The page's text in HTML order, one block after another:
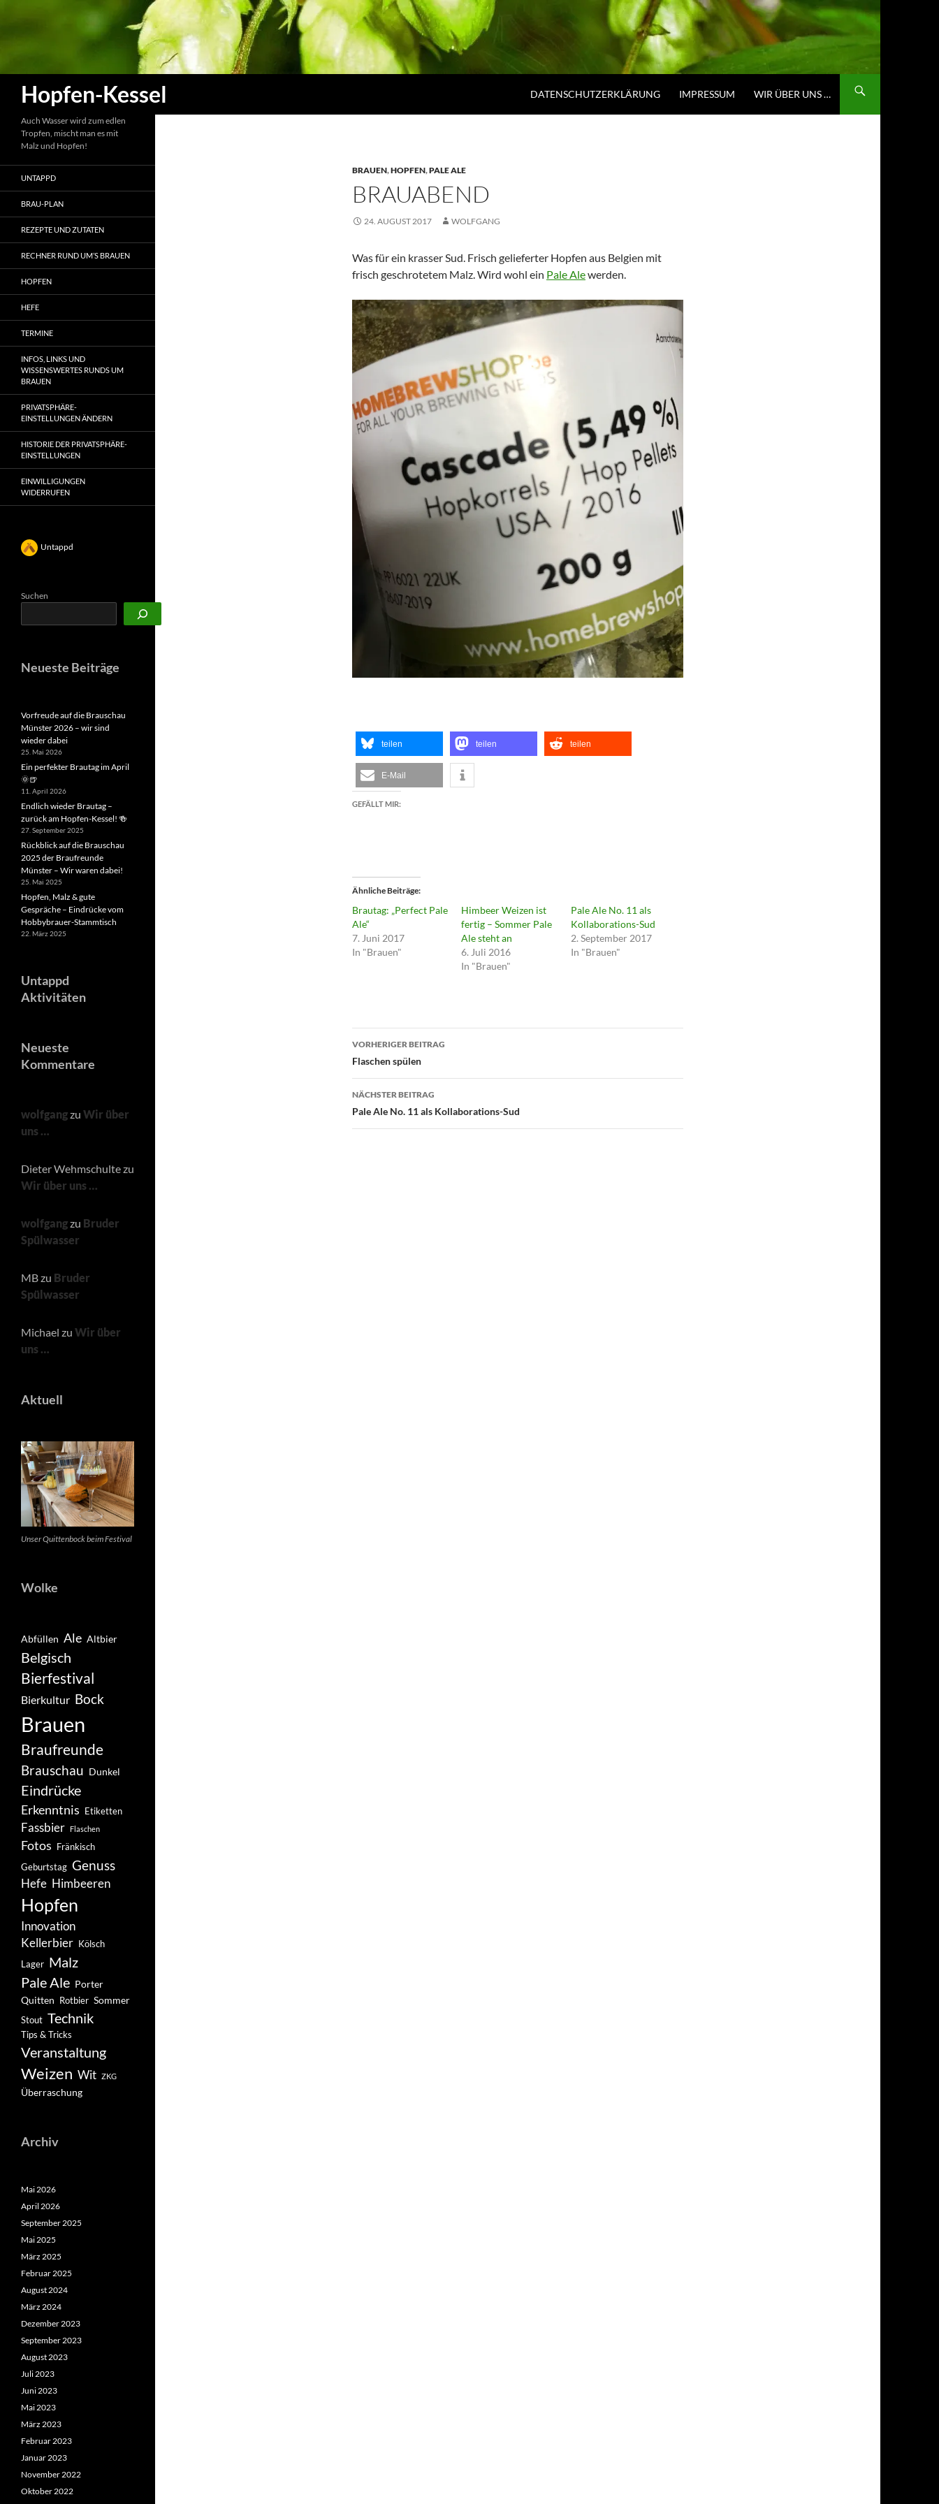
Hopfen-Kessel DATENSCHUTZERKLÄRUNG IMPRESSUM WIR ÜBER UNS …
BRAUEN,HOPFEN,PALE ALE
BRAUABEND
24. AUGUST 2017 WOLFGANG
Was für ein krasser Sud. Frisch gelieferter Hopfen aus Belgien mit
frisch geschrotetem Malz. Wird wohl ein Pale Alewerden.
teilen teilen teilen
E-Mail
GEFÄLLT MIR:
Ähnliche Beiträge
Brautag: „Perfect Pale
Ale“
7. Juni 2017
In "Brauen"
Himbeer Weizen ist
fertig – Sommer Pale
Ale steht an
6. Juli 2016
In "Brauen"
Pale Ale No. 11 als
Kollaborations-Sud
2. September 2017
In "Brauen"
Beitragsnavigation
VORHERIGER BEITRAG
Flaschen spülen
NÄCHSTER BEITRAG
Pale Ale No. 11 als Kollaborations-Sud
Auch Wasser wird zum edlen
Tropfen, mischt man es mit
Malz und Hopfen!
UNTAPPD
BRAU-PLAN
REZEPTE UND ZUTATEN
RECHNER RUND UM’S BRAUEN
HOPFEN
HEFE
TERMINE
INFOS, LINKS UND
WISSENSWERTES RUNDS UM
BRAUEN
PRIVATSPHÄRE-
EINSTELLUNGEN ÄNDERN
HISTORIE DER PRIVATSPHÄRE-
EINSTELLUNGEN
EINWILLIGUNGEN
WIDERRUFEN
Untappd
Suchen
Neueste Beiträge
Vorfreude auf die Brauschau
Münster 2026 – wir sind
wieder dabei
25. Mai 2026
Ein perfekter Brautag im April
🌞🍺
11. April 2026
Endlich wieder Brautag –
zurück am Hopfen-Kessel! 🍻
27. September 2025
Rückblick auf die Brauschau
2025 der Braufreunde
Münster – Wir waren dabei!
25. Mai 2025
Hopfen, Malz & gute
Gespräche – Eindrücke vom
Hobbybrauer-Stammtisch
22. März 2025
Untappd
Aktivitäten
Neueste
Kommentare
wolfgangzu Wir über
uns …
Dieter Wehmschultezu
Wir über uns …
wolfgangzu Bruder
Spülwasser
MBzu Bruder
Spülwasser
Michael zu Wir über
uns …
Aktuell
Unser Quittenbock beim Festival
Wolke
Abfüllen Ale Altbier
Belgisch
Bierfestival
Bierkultur Bock
Brauen
Braufreunde
Brauschau Dunkel
Eindrücke
Erkenntnis Etiketten
Fassbier Flaschen
Fotos Fränkisch
Geburtstag Genuss
Hefe Himbeeren
Hopfen
Innovation
Kellerbier Kölsch
Lager Malz
Pale Ale Porter
Quitten Rotbier Sommer
Stout Technik
Tips & Tricks
Veranstaltung
Weizen Wit ZKG
Überraschung
Archiv
Mai 2026
April 2026
September 2025
Mai 2025
März 2025
Februar 2025
August 2024
März 2024
Dezember 2023
September 2023
August 2023
Juli 2023
Juni 2023
Mai 2023
März 2023
Februar 2023
Januar 2023
November 2022
Oktober 2022